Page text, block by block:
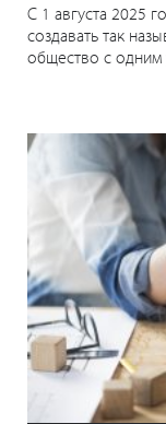
С 1 августа 2025
создавать так
общество с одним